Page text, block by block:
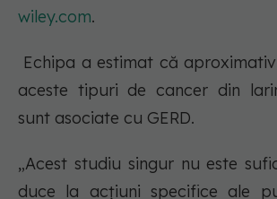
wiley.com.
Echipa a estimat că
aceste tipuri de cancer din
sunt asociate cu GERD.
„Acest studiu singur nu este
duce la acțiuni specifice ale